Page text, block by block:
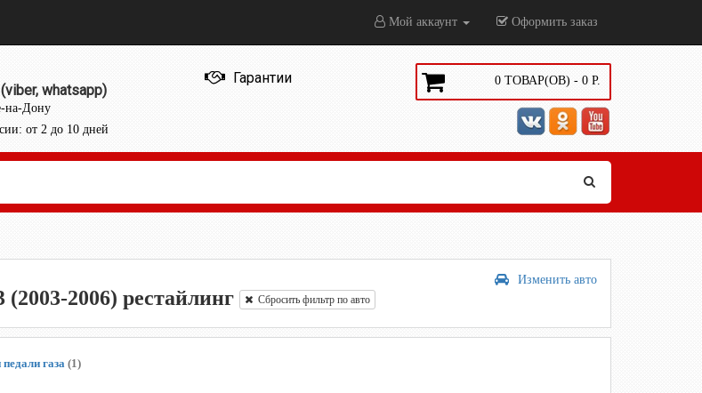
Мой аккаунт Оформить заказ
whatsapp)
на-Дону
от 2 до 10 дней
Гарантии 0 ТОВАР(ОВ) - 0 Р.
2006) рестайлинг Сбросить фильтр по авто
Изменить авто
газа (1)